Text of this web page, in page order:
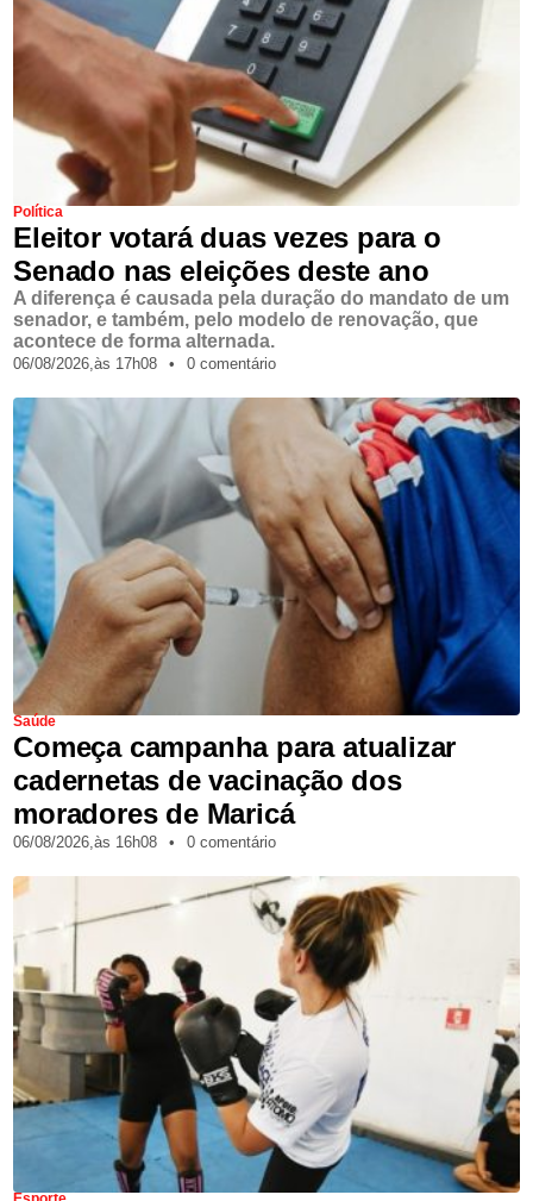
Política
Eleitor votará duas vezes para o
Senado nas eleições deste ano
A diferença é causada pela duração do mandato de um
senador, e também, pelo modelo de renovação, que
acontece de forma alternada.
06/08/2026,às 17h08 • 0 comentário
Saúde
Começa campanha para atualizar
cadernetas de vacinação dos
moradores de Maricá
06/08/2026,às 16h08 • 0 comentário